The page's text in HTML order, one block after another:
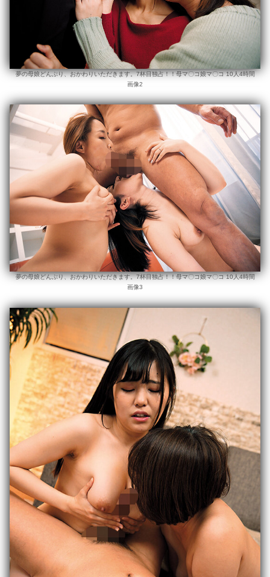
夢の母娘どんぶり、おかわりいただきます。7杯目独占！！母マ〇コ娘マ〇コ 10人4時間
画像2
夢の母娘どんぶり、おかわりいただきます。7杯目独占！！母マ〇コ娘マ〇コ 10人4時間
画像3